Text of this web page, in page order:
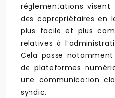
réglementations
des copropriétaires en
plus facile et plus
relatives à
Cela passe
de plateformes
une communication
syndic.